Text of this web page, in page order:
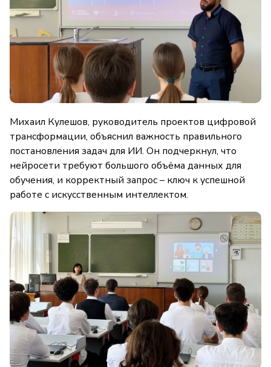
Михаил Кулешов, руководитель проектов цифровой
трансформации, объяснил важность правильного
постановления задач для ИИ. Он подчеркнул, что
нейросети требуют большого объёма данных для
обучения, и корректный запрос – ключ к успешной
работе с искусственным интеллектом.